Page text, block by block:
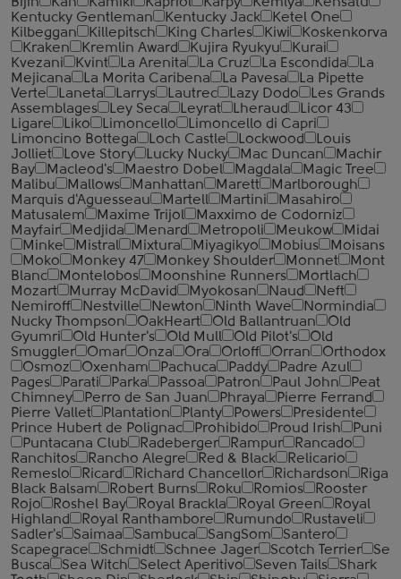
Kentucky Gentleman
Kentucky Jack
Ketel One
Kilbeggan
Killepitsch King Charles Kiwi
Koskenkorva
Kraken
Kremlin Award Kujira Ryukyu
Kurai
Kvezani
Kvint La Arenita La Cruz La Escondida
La
Mejicana
La Morita Caribena La Pavesa
La Pipette
Verte
Laneta Larrys Lautrec Lazy Dodo
Les Grands
Assemblages
Ley Seca Leyrat Lheraud
Licor 43
Ligare
Liko Limoncello
Limoncello di Capri
Limoncino Bottega
Loch Castle Lockwood
Louis
Jolliet
Love Story Lucky Nucky Mac Duncan
Machir
Bay
Macleod's Maestro Dobel Magdala
Magic Tree
Malibu
Mallows Manhattan Marett
Marlborough
Marquis d'Aguesseau
Martell Martini
Masahiro
Matusalem
Maxime Trijol
Maxximo de Codorniz
Mayfair
Medjida Menard Metropoli Meukow
Midai
Minke
Mistral Mixtura Miyagikyo Mobius
Moisans
Moko
Monkey 47 Monkey Shoulder Monnet
Mont
Blanc
Montelobos Moonshine Runners
Mortlach
Mozart
Murray McDavid Myokosan Naud
Neft
Nemiroff
Nestville Newton Ninth Wave
Normindia
Nucky Thompson
OakHeart Old Ballantruan
Old
Gyumri
Old Hunter's Old Mull Old Pilot's
Old
Smuggler
Omar Onza Ora Orloff Orran
Orthodox
Osmoz
Oxenham Pachuca Paddy
Padre Azul
Pages
Parati Parka Passoa Patron Paul John
Peat
Chimney
Perro de San Juan Phraya
Pierre Ferrand
Pierre Vallet
Plantation Planty Powers
Presidente
Prince Hubert de Polignac
Prohibido Proud Irish
Puni
Puntacana Club
Radeberger Rampur
Rancado
Ranchitos
Rancho Alegre Red & Black
Relicario
Remeslo
Ricard Richard Chancellor Richardson
Riga
Black Balsam
Robert Burns Roku Romios
Rooster
Rojo
Roshel Bay Royal Brackla Royal Green
Royal
Highland
Royal Ranthambore Rumundo
Rustaveli
Sadler's
Saimaa Sambuca SangSom
Santero
Scapegrace
Schmidt Schnee Jager Scotch Terrier
Se
Busca
Sea Witch Select Aperitivo Seven Tails
Shark